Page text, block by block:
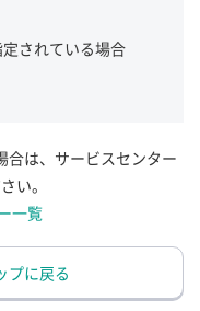
されている場合
合は、サービスセンター
い。
一覧
プに戻る